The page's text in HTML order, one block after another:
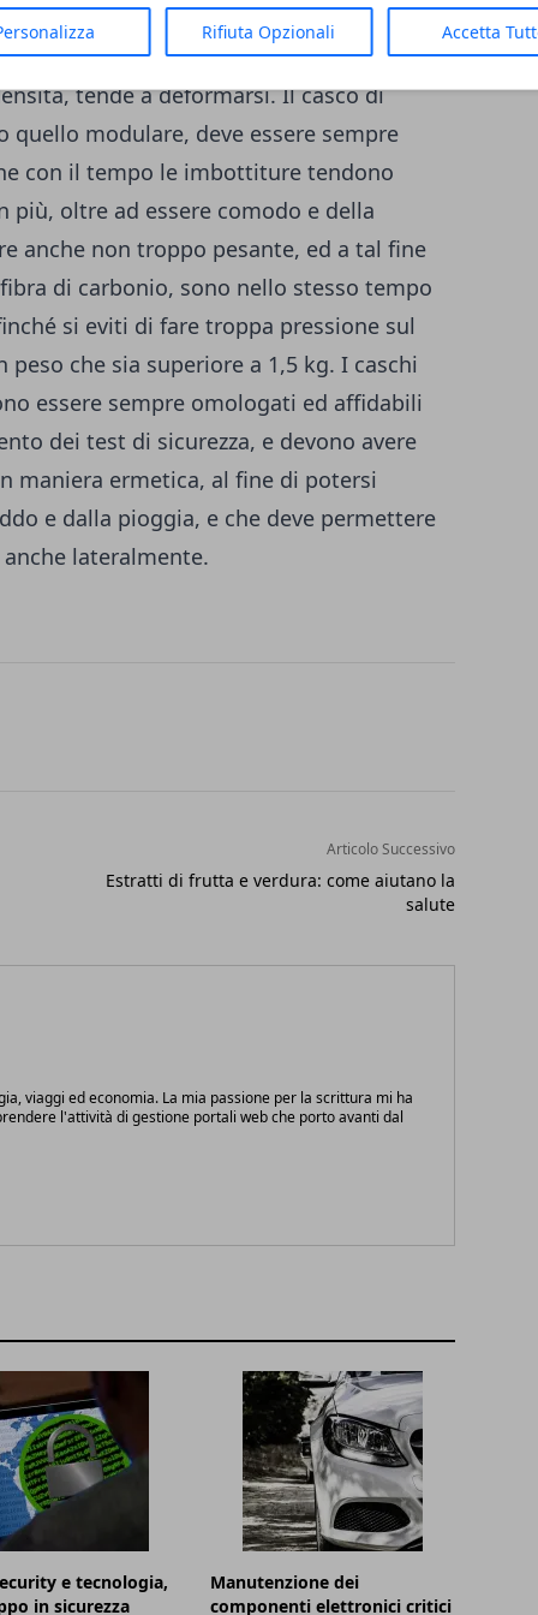
Rifiuta Opzionali Accetta
quella interna, in caso di incidente,
grazie al fatto che è realizzata in
tende a deformarsi. Il casco di
quello modulare, deve essere sempre
con il tempo le imbottiture tendono
più, oltre ad essere comodo e della
anche non troppo pesante, ed a tal fine
di carbonio, sono nello stesso tempo
si eviti di fare troppa pressione sul
peso che sia superiore a 1,5 kg. I caschi
essere sempre omologati ed affidabili
dei test di sicurezza, e devono avere
maniera ermetica, al fine di potersi
e dalla pioggia, e che deve permettere
lateralmente.
Articolo Successivo
Estratti di frutta e verdura: come aiutano la
salute
viaggi ed economia. La mia passione per la scrittura mi ha
l'attività di gestione portali web che porto avanti dal
e tecnologia,
in sicurezza
Manutenzione dei
componenti elettronici critici